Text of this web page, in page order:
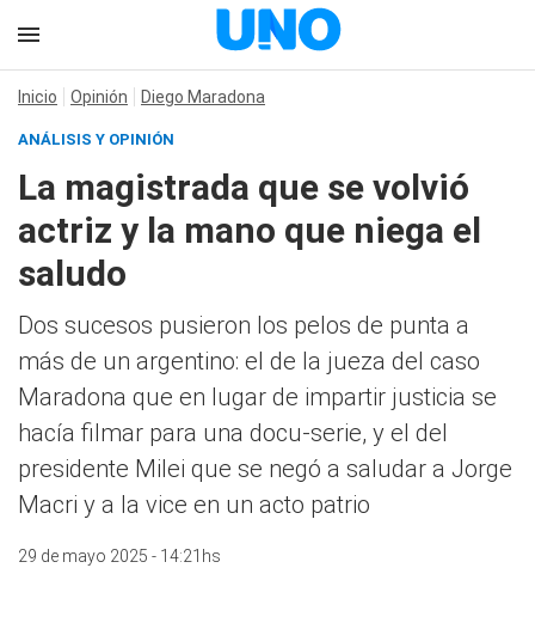
Inicio Opinión Diego Maradona
ANÁLISIS Y OPINIÓN
La magistrada que se volvió
actriz y la mano que niega el
saludo
Dos sucesos pusieron los pelos de punta a
más de un argentino: el de la jueza del caso
Maradona que en lugar de impartir justicia se
hacía filmar para una docu-serie, y el del
presidente Milei que se negó a saludar a Jorge
Macri y a la vice en un acto patrio
29 de mayo 2025 - 14:21hs